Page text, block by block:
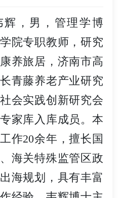
辉，男，管理学博
院专职教师，研究
养旅居，济南市高
青藤养老产业研究
会实践创新研究会
家库入库成员。本
作20余年，擅长国
海关特殊监管区政
海规划，具有丰富